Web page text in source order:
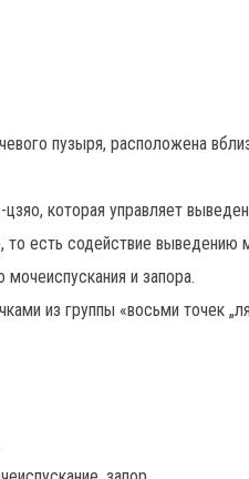
пузыря, расположена
которая управляет
есть содействие выведению
и запора.
из группы «восьми точек